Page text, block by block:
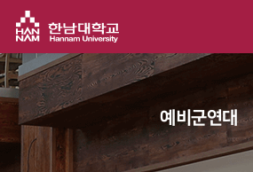
예비군연대